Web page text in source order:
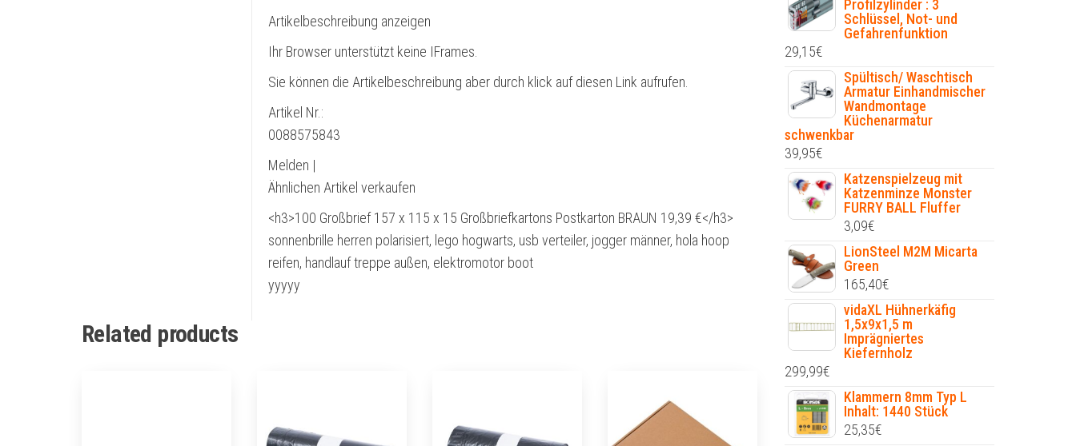
Artikelbeschreibung anzeigen
Ihr Browser unterstützt keine IFrames.
Sie können die Artikelbeschreibung aber durch klick auf diesen Link aufrufen.
Artikel Nr.:
0088575843
Melden |
Ähnlichen Artikel verkaufen
<h3>100 Großbrief 157 x 115 x 15 Großbriefkartons Postkarton BRAUN 19,39 €</h3>
sonnenbrille herren polarisiert, lego hogwarts, usb verteiler, jogger männer, hola hoop
reifen, handlauf treppe außen, elektromotor boot
yyyyy
Related products
Profilzylinder : 3
Schlüssel, Not- und
Gefahrenfunktion
29,15€
Spültisch/ Waschtisch
Armatur Einhandmischer
Wandmontage
Küchenarmatur
schwenkbar
39,95€
Katzenspielzeug mit
Katzenminze Monster
FURRY BALL Fluffer
3,09€
LionSteel M2M Micarta
Green
165,40€
vidaXL Hühnerkäfig
1,5x9x1,5 m
Imprägniertes
Kiefernholz
299,99€
Klammern 8mm Typ L
Inhalt: 1440 Stück
25,35€